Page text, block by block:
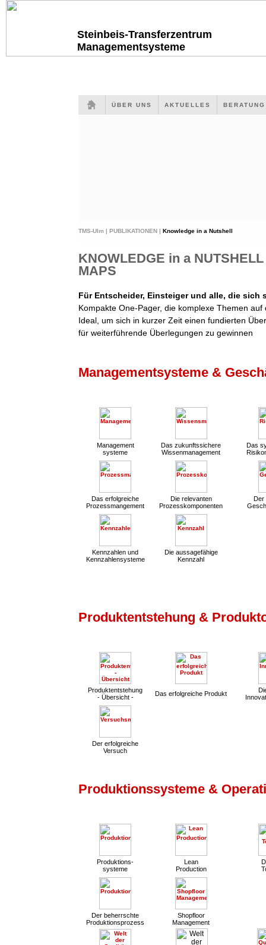
Steinbeis-Transferzentrum
Managementsysteme
ÜBER UNS AKTUELLES
TMS-Ulm | PUBLIKATIONEN | Knowledge in a Nutshell
KNOWLEDGE in a
MAPS
Für Entscheider, Einsteiger und alle, die sich
Kompakte One-Pager, die komplexe Themen
Ideal, um sich in kurzer Zeit einen fundierten
für weiterführende Überlegungen zu gewinnen
Managementsysteme &
Management
systeme
Das zukunftssichere
Wissenmanagement
Das
Das erfolgreiche
Prozessmangement
Die relevanten
Prozesskomponenten
Der
Kennzahlen und
Kennzahlensysteme
Die aussagefähige
Kennzahl
Produktentstehung &
Produktentstehung
- Übersicht -
Das erfolgreiche Produkt
Der erfolgreiche
Versuch
Produktionssysteme &
Produktions-
systeme
Lean
Production
Der beherrschte
Produktionsprozess
Shopfloor
Management